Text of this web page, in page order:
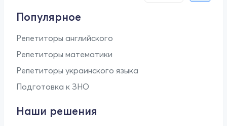
Популярное
Репетиторы английского
Репетиторы математики
Репетиторы украинского языка
Подготовка к ЗНО
Наши решения